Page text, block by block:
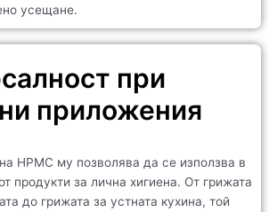
усещане.
при
приложения
HPMC му позволява да се използва в
продукти за лична хигиена. От грижата
до грижата за устната кухина, той